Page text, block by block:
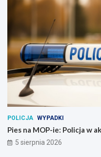
POLICJA WYPADKI
Pies na MOP-ie: Policja w
5 sierpnia 2026